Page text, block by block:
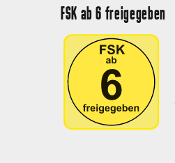
FSK ab 6 freigegeben